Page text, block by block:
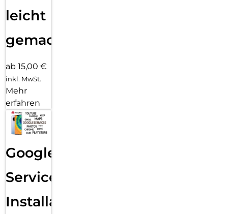
leicht
gemacht!
ab 15,00 €
inkl. MwSt.
Mehr
erfahren
Google
Services
Installation